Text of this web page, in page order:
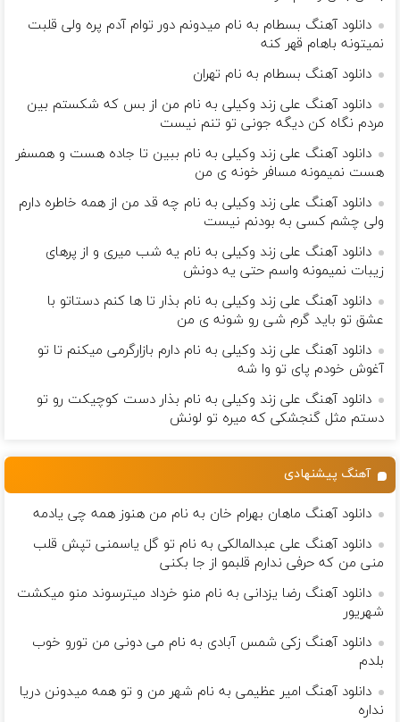
دانلود آهنگ بسطام به نام میدونم دور توام آدم پره ولی قلبت
نمیتونه باهام قهر کنه
دانلود آهنگ بسطام به نام تهران
دانلود آهنگ علی زند وکیلی به نام من از بس كه شكستم بین
مردم نگاه كن دیگه جونى تو تنم نیست
دانلود آهنگ علی زند وکیلی به نام ببین تا جاده هست و همسفر
هست نمیمونه مسافر خونه ی من
دانلود آهنگ علی زند وکیلی به نام چه قد من از همه خاطره دارم
ولی چشم كسی به بودنم نیست
دانلود آهنگ علی زند وکیلی به نام یه شب میرى و از پرهای
زيبات نمیمونه واسم حتی یه دونش
دانلود آهنگ علی زند وکیلی به نام بذار تا ها كنم دستاتو با
عشق تو باید گرم شی رو شونه ى من
دانلود آهنگ علی زند وکیلی به نام دارم بازارگرمی میكنم تا تو
آغوش خودم پای تو وا شه
دانلود آهنگ علی زند وکیلی به نام بذار دست كوچیكت رو تو
دستم مثل گنجشكی كه میره تو لونش
آهنگ پیشنهادی
دانلود آهنگ ماهان بهرام خان به نام من هنوز همه چی یادمه
دانلود آهنگ علی عبدالمالکی به نام تو گل یاسمنی تپش قلب
منی من که حرفی ندارم قلبمو از جا بکنی
دانلود آهنگ رضا یزدانی به نام منو خرداد میترسوند منو میکشت
شهریور
دانلود آهنگ زکی شمس آبادی به نام می دونی من تورو خوب
بلدم
دانلود آهنگ امیر عظیمی به نام شهر من و تو همه میدونن دریا
نداره